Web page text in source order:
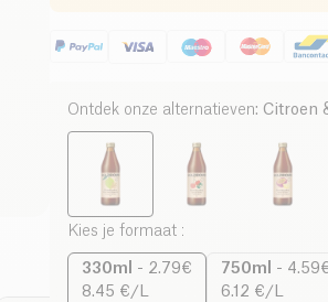
Ontdek onze alternatieven: Citroen
Kies je formaat :
330ml - 2.79€
8.45 €/L
750ml -
6.12 €/L